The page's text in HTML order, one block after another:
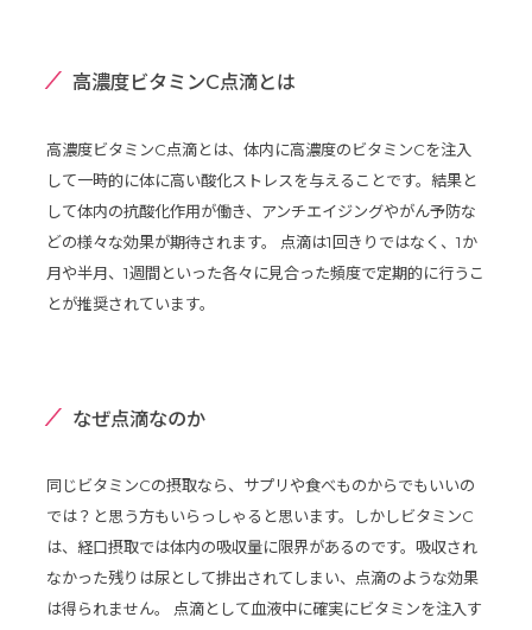
高濃度ビタミンC点滴とは
高濃度ビタミンC点滴とは、体内に高濃度のビタミンCを注入
して一時的に体に高い酸化ストレスを与えることです。結果と
して体内の抗酸化作用が働き、アンチエイジングやがん予防な
どの様々な効果が期待されます。 点滴は1回きりではなく、1か
月や半月、1週間といった各々に見合った頻度で定期的に行うこ
とが推奨されています。
なぜ点滴なのか
同じビタミンCの摂取なら、サプリや食べものからでもいいの
では？と思う方もいらっしゃると思います。しかしビタミンC
は、経口摂取では体内の吸収量に限界があるのです。吸収され
なかった残りは尿として排出されてしまい、点滴のような効果
は得られません。 点滴として血液中に確実にビタミンを注入す